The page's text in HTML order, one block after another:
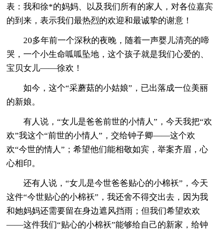
表：我和徐*的妈妈、以及我们所有的家人，对各位嘉宾
的到来，表示我们最热烈的欢迎和最诚挚的谢意！
20多年前一个深秋的夜晚，随着一声婴儿清亮的啼
哭，一个小生命呱呱坠地，这个孩子就是我们心爱的、
宝贝女儿——徐欢！
如今，这个“采蘑菇的小姑娘”，已出落成一位美丽
的新娘。
有人说，“女儿是爸爸前世的小情人”，今天我把“欢
欢”我这个“前世的小情人”，交给钟子卿——这个欢
欢“今世的情人”；希望他们能相敬如宾，举案齐眉，心
心相印。
还有人说，“女儿是今世爸爸贴心的小棉袄”，今天
这件“今世贴心的小棉袄”，我还舍不得交出去，因为我
和她妈妈还需要留在身边遮风挡雨；但我们希望欢欢
——这件我们“贴心的小棉袄”能够给自己的新家，给钟